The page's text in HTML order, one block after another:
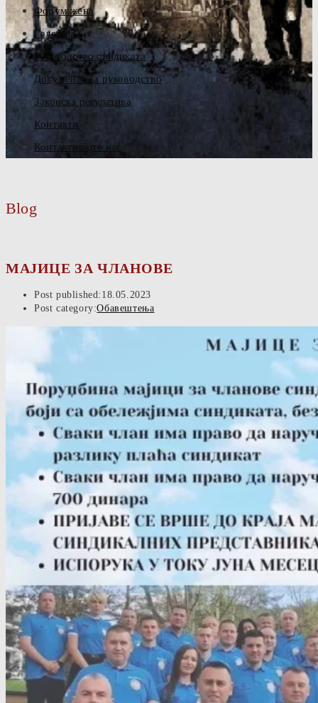
Форум жена
Галерија
Руководство синдиката
Документа за руководство
Законска регулатива
Контакти
Контактирајте нас
Blog
МАЈИЦЕ ЗА ЧЛАНОВЕ
Post published: 18.05.2023
Post category:Обавештења